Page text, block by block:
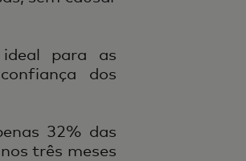
para as
dos
32% das
três meses